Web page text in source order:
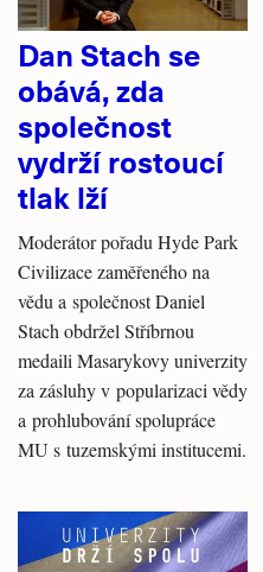
Dan Stach se
obává, zda
společnost
vydrží rostoucí
tlak lží
Moderátor pořadu Hyde Park
Civilizace zaměřeného na
vědu a společnost Daniel
Stach obdržel Stříbrnou
medaili Masarykovy univerzity
za zásluhy v popularizaci vědy
a prohlubování spolupráce
MU s tuzemskými institucemi.